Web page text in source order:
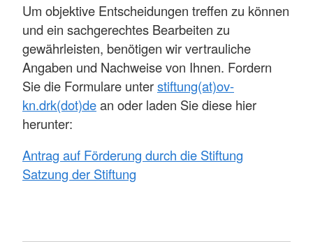
Um objektive Entscheidungen treffen zu können
und ein sachgerechtes Bearbeiten zu
gewährleisten, benötigen wir vertrauliche
Angaben und Nachweise von Ihnen. Fordern
Sie die Formulare unterstiftung(at)ov-
kn.drk(dot)dean oder laden Sie diese hier
herunter:
Antrag auf Förderung durch die Stiftung
Satzung der Stiftung